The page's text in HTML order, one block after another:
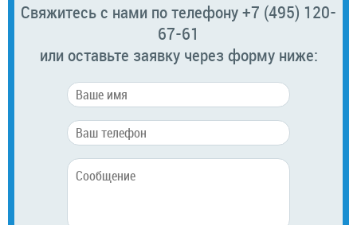
Свяжитесь с нами по телефону +7 (495) 120-
67-61
или оставьте заявку через форму ниже: